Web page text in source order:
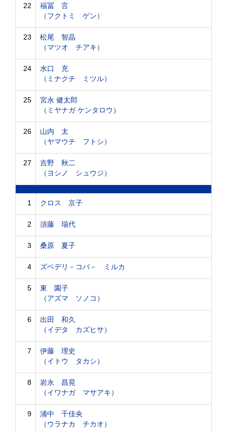
22
福冨 言
（フクトミ ゲン）
23
松尾 智晶
（マツオ チアキ）
24
水口 充
（ミナクチ ミツル）
25
宮永 健太郎
（ミヤナガ ケンタロウ）
26
山内 太
（ヤマウチ フトシ）
27
吉野 秋二
（ヨシノ シュウジ）
1 クロス 京子
2 須藤 瑞代
3 桑原 夏子
4 ズベデリ－コバ－ ミルカ
5
東 園子
（アズマ ソノコ）
6
出田 和久
（イデタ カズヒサ）
7
伊藤 理史
（イトウ タカシ）
8
岩永 昌晃
（イワナガ マサアキ）
9
浦中 千佳央
（ウラナカ チカオ）